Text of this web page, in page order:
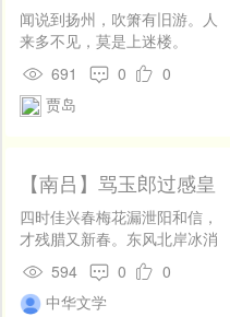
闻说到扬州，吹箫有旧游。人
来多不见，莫是上迷楼。
691
0
0
贾岛
【南吕】骂玉郎过感皇
恩采茶歌_四时佳兴春
四时佳兴春梅花漏泄阳和信，
才残腊又新春。东风北岸冰消
尽。元夜过，社日临，中和
近。天气氤氲，花柳精神。驾
香轮，驰玉勒，醉游人。清明
594 0
0
中华文学